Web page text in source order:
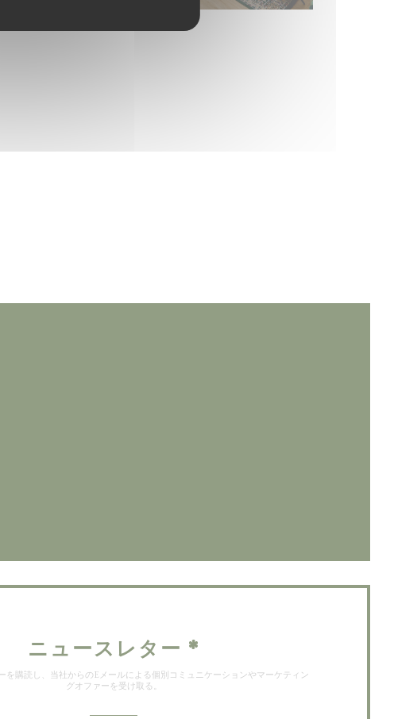
ウで開きます))
ンドウで開きます))
ニュースレター *
を購読し、当社からのEメールによる個別コミュニケーションやマーケティン
グオファーを受け取る。